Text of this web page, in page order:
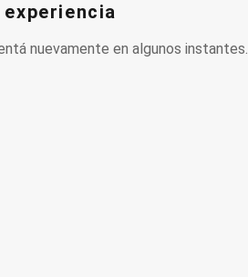
nuevamente en algunos instantes.